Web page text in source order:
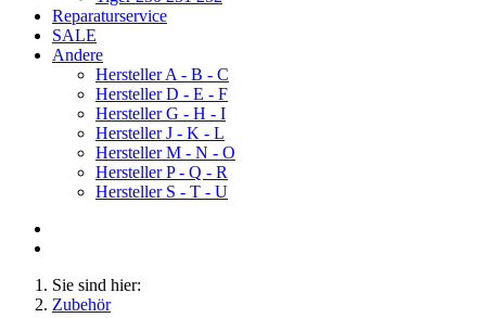
Reparaturservice
SALE
Andere
Hersteller A - B - C
Hersteller D - E - F
Hersteller G - H - I
Hersteller J - K - L
Hersteller M - N - O
Hersteller P - Q - R
Hersteller S - T - U
Sie sind hier:
Zubehör